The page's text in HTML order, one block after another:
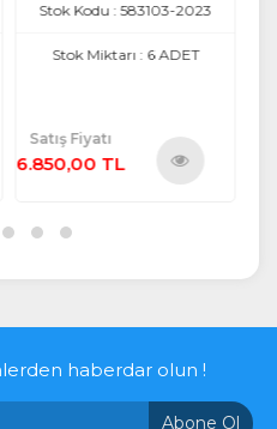
Stok Kodu : 583103-2023
Stok Miktarı : 6 ADET
Satış Fiyatı
6.850,00 TL
haberdar olun !
Abone Ol